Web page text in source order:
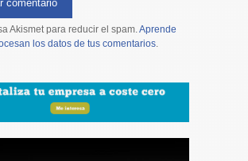
Akismet para reducir el spam. Aprende
los datos de tus comentarios